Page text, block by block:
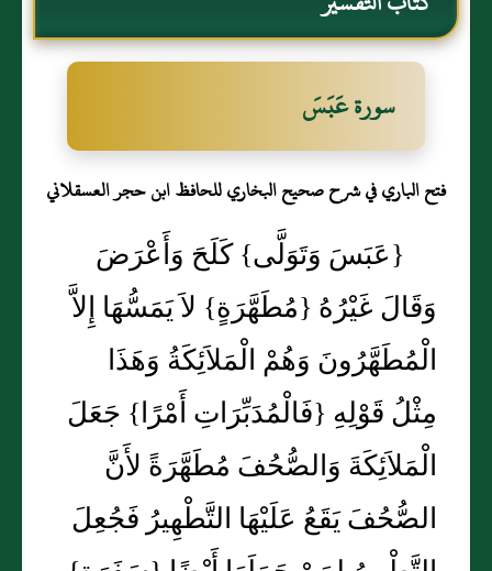
سورة عَبَسَ
فتح الباري في شرح صحيح البخاري للحافظ ابن حجر العسقلاني
{عَبَسَ وَتَوَلَّى} كَلَحَ وَأَعْرَضَ
وَقَالَ غَيْرُهُ {مُطَهَّرَةٍ} لاَ يَمَسُّهَا إِلاَّ
الْمُطَهَّرُونَ وَهُمْ الْمَلاَئِكَةُ وَهَذَا
مِثْلُ قَوْلِهِ {فَالْمُدَبِّرَاتِ أَمْرًا} جَعَلَ
الْمَلاَئِكَةَ وَالصُّحُفَ مُطَهَّرَةً لأَنَّ
الصُّحُفَ يَقَعُ عَلَيْهَا التَّطْهِيرُ فَجُعِلَ